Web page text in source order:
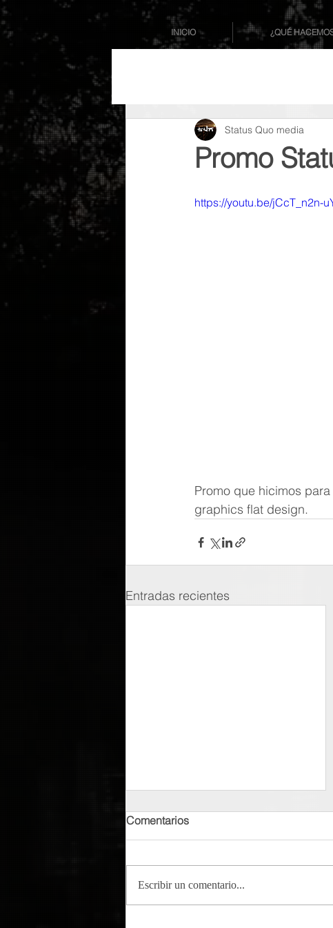
INICIO ¿QUÉ
Promo
Status Quo media
https://youtu.be/jCcT_n2n-
Promo que hicimos
graphics flat design.
Entradas recientes
Comentarios
Escribir un comentario...